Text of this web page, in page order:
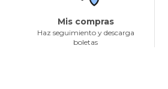
Mis compras
Haz seguimiento y descarga
boletas